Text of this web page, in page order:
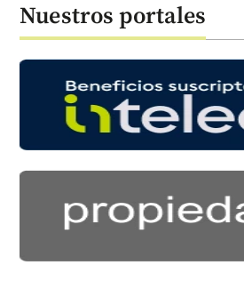
Nuestros portales